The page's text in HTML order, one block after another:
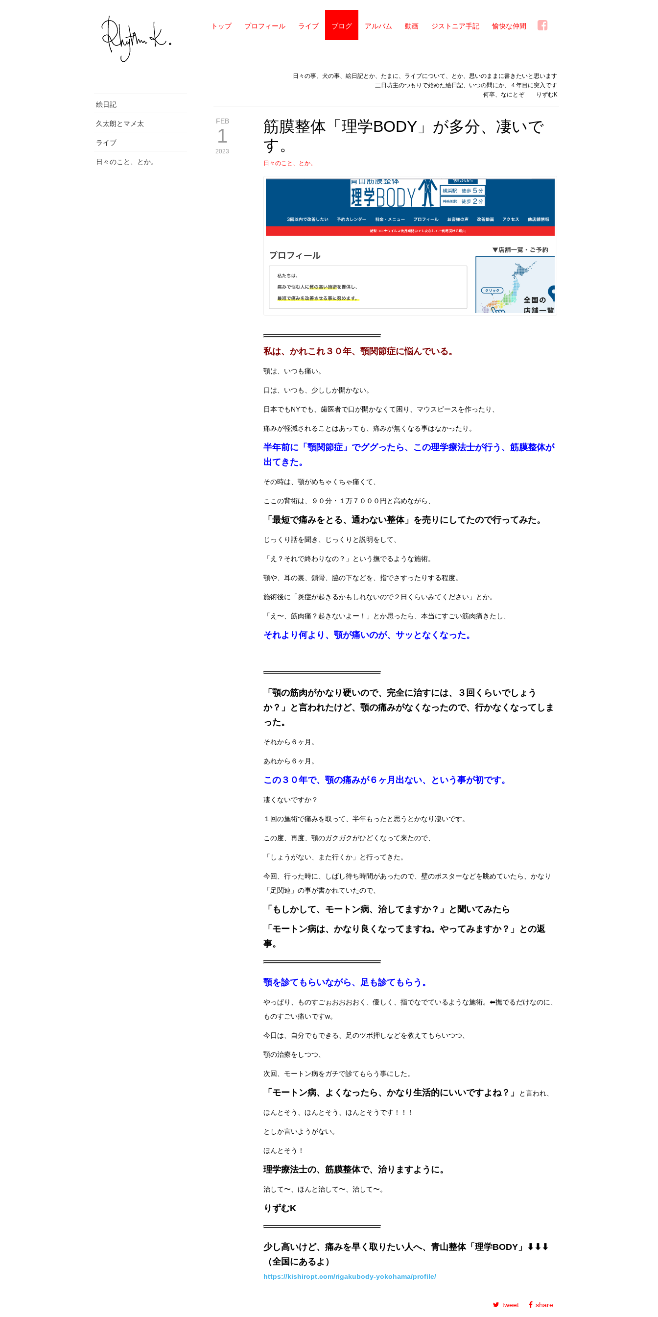
トップ プロフィール ライブ ブログ アルバム 動画 ジストニア手記 愉快な仲間
絵日記
久太朗とマメ太
ライブ
日々のこと、とか。
日々の事、犬の事、絵日記とか、たまに、ライブについて、とか、思いのままに書きたいと思います
三日坊主のつもりで始めた絵日記、いつの間にか、４年目に突入です
何卒、なにとぞ りずむK
FEB
1
2023
筋膜整体「理学BODY」が多分、凄いで
す。
日々のこと、とか。
私は、かれこれ３０年、顎関節症に悩んでいる。
顎は、いつも痛い。
口は、いつも、少ししか開かない。
日本でもNYでも、歯医者で口が開かなくて困り、マウスピースを作ったり、
痛みが軽減されることはあっても、痛みが無くなる事はなかったり。
半年前に「顎関節症」でググったら、この理学療法士が行う、筋膜整体が
出てきた。
その時は、顎がめちゃくちゃ痛くて、
ここの背術は、９０分・１万７０００円と高めながら、
「最短で痛みをとる、通わない整体」を売りにしてたので行ってみた。
じっくり話を聞き、じっくりと説明をして、
「え？それで終わりなの？」という撫でるような施術。
顎や、耳の裏、鎖骨、脇の下などを、指でさすったりする程度。
施術後に「炎症が起きるかもしれないので２日くらいみてください」とか。
「え〜、筋肉痛？起きないよー！」とか思ったら、本当にすごい筋肉痛きたし、
それより何より、顎が痛いのが、サッとなくなった。
「顎の筋肉がかなり硬いので、完全に治すには、３回くらいでしょう
か？」と言われたけど、顎の痛みがなくなったので、行かなくなってしま
った。
それから６ヶ月。
あれから６ヶ月。
この３０年で、顎の痛みが６ヶ月出ない、という事が初です。
凄くないですか？
１回の施術で痛みを取って、半年もったと思うとかなり凄いです。
この度、再度、顎のガクガクがひどくなって来たので、
「しょうがない、また行くか」と行ってきた。
今回、行った時に、しばし待ち時間があったので、壁のポスターなどを眺めていたら、かなり
「足関連」の事が書かれていたので、
「もしかして、モートン病、治してますか？」と聞いてみたら
「モートン病は、かなり良くなってますね。やってみますか？」との返
事。
顎を診てもらいながら、足も診てもらう。
やっぱり、ものすごぉおおおおく、優しく、指でなでているような施術。⬅︎撫でるだけなのに、
ものすごい痛いですw。
今日は、自分でもできる、足のツボ押しなどを教えてもらいつつ、
顎の治療をしつつ、
次回、モートン病をガチで診てもらう事にした。
「モートン病、よくなったら、かなり生活的にいいですよね？」 と言われ、
ほんとそう、ほんとそう、ほんとそうです！！！
としか言いようがない。
ほんとそう！
理学療法士の、筋膜整体で、治りますように。
治して〜、ほんと治して〜、治して〜。
りずむK
少し高いけど、痛みを早く取りたい人へ、青山整体「理学BODY」⬇︎ ⬇︎⬇︎
（全国にあるよ）
https://kishiropt.com/rigakubody-yokohama/profile/
tweet share